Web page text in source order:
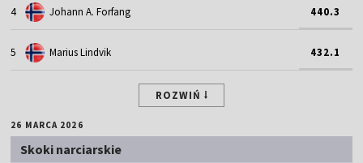
4 Johann A. Forfang 440.3
5 Marius Lindvik 432.1
ROZWIŃ
26 MARCA 2026
Skoki narciarskie